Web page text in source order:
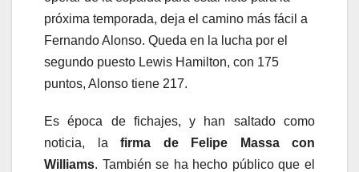
próxima temporada, deja el camino más fácil a
Fernando Alonso. Queda en la lucha por el
segundo puesto Lewis Hamilton, con 175
puntos, Alonso tiene 217.
Es época de fichajes, y han saltado como
noticia, la firma de Felipe Massa con
Williams. También se ha hecho público que el